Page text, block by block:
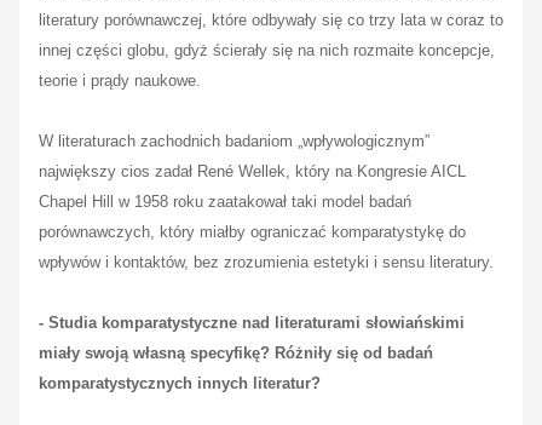
literatury porównawczej, które odbywały się co trzy lata w coraz to
innej części globu, gdyż ścierały się na nich rozmaite koncepcje,
teorie i prądy naukowe.
W literaturach zachodnich badaniom „wpływologicznym”
największy cios zadał René Wellek, który na Kongresie AICL
Chapel Hill w 1958 roku zaatakował taki model badań
porównawczych, który miałby ograniczać komparatystykę do
wpływów i kontaktów, bez zrozumienia estetyki i sensu literatury.
- Studia komparatystyczne nad literaturami słowiańskimi
miały swoją własną specyfikę? Różniły się od badań
komparatystycznych innych literatur?